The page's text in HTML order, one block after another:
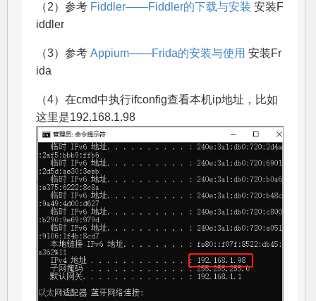
（2）参考 Fiddler——Fiddler的下载与安装 安装F
iddler
（3）参考 Appium——Frida的安装与使用 安装Fr
ida
（4）在cmd中执行ifconfig查看本机ip地址，比如
这里是192.168.1.98